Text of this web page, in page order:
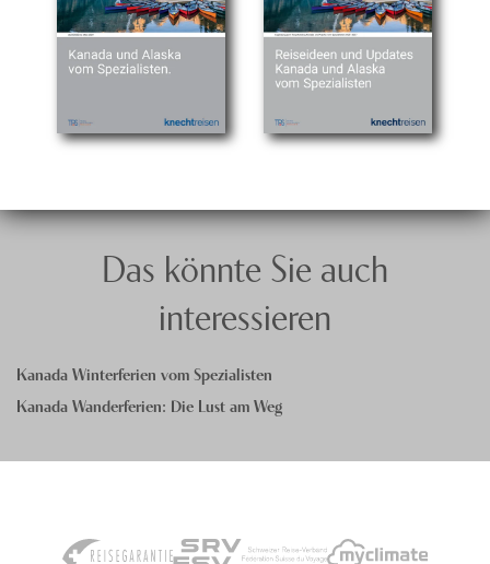
Das könnte Sie auch
interessieren
Kanada Winterferien vom Spezialisten
Kanada Wanderferien: Die Lust am Weg